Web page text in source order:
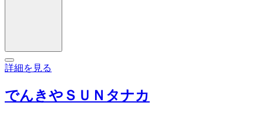
詳細を見る
でんきやＳＵＮタナカ